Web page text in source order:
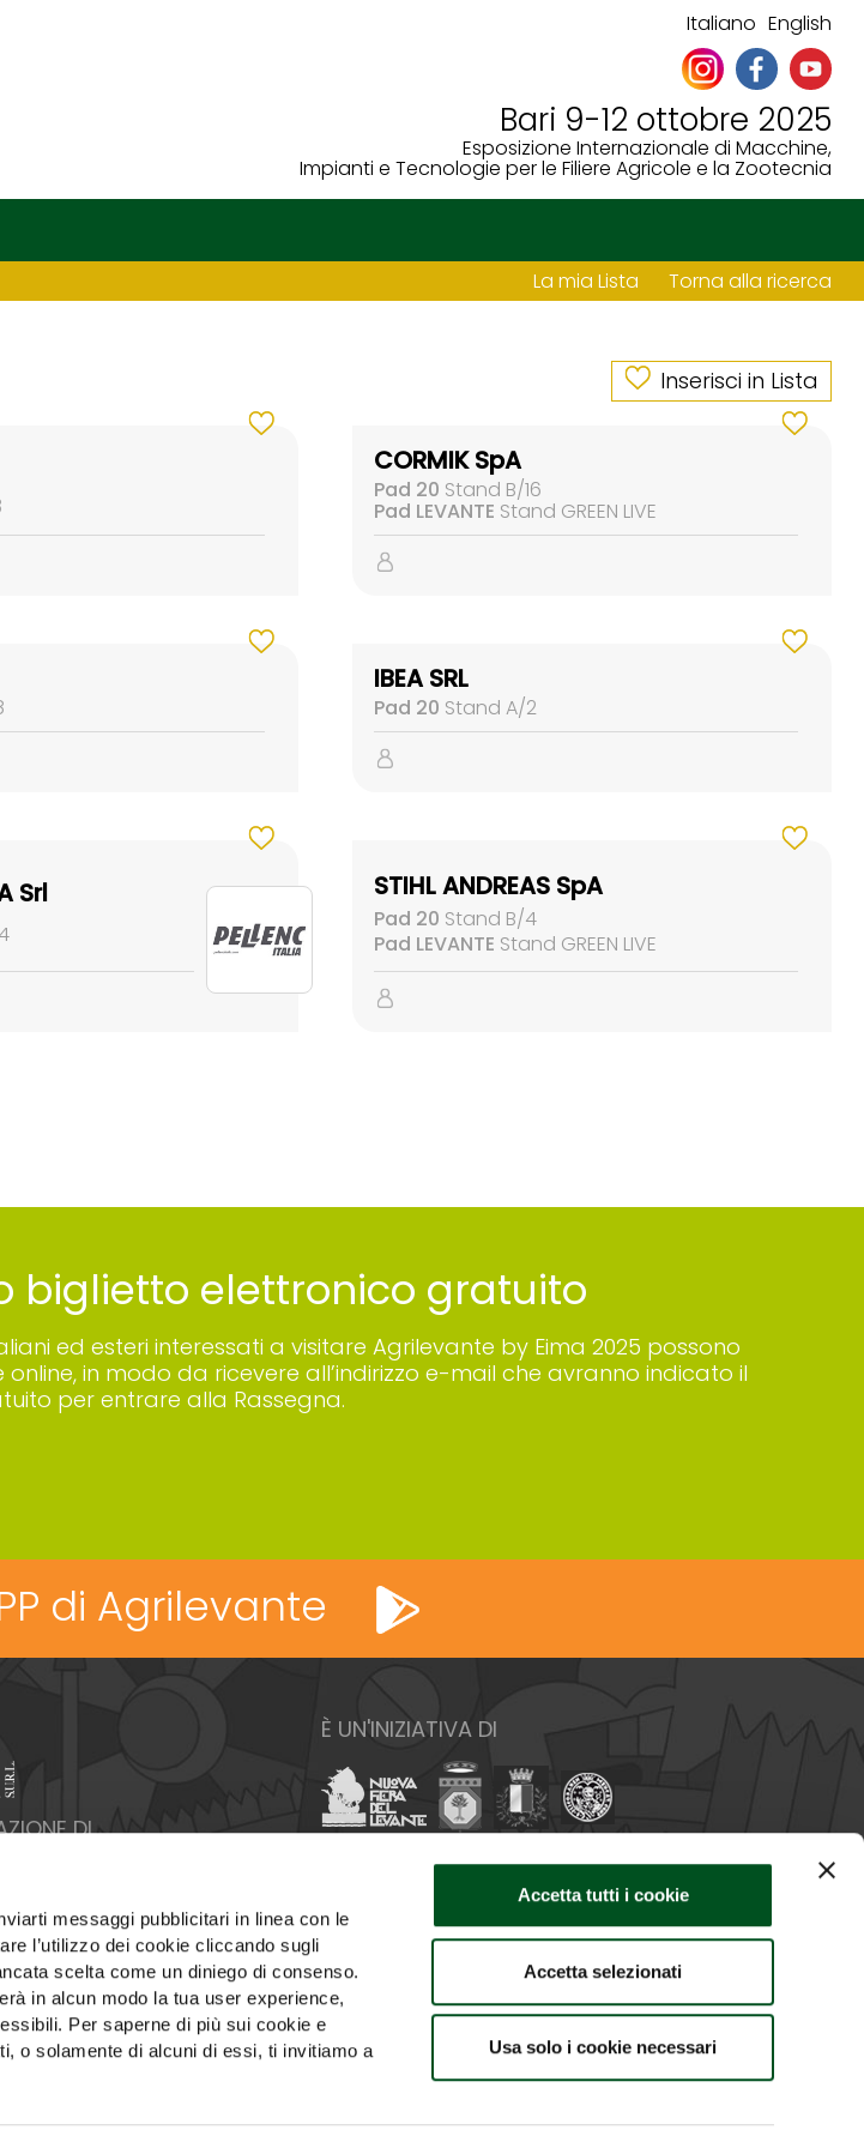
messaggi pubblicitari in linea con le
l’utilizzo dei cookie cliccando sugli
scelta come un diniego di consenso.
in alcun modo la tua user experience,
Per saperne di più sui cookie e
o solamente di alcuni di essi, ti invitiamo a
Accetta tutti i cookie
Accetta selezionati
Usa solo i cookie necessari
Italiano English
Bari 9-12 ottobre 2025
Esposizione Internazionale di Macchine,
Impianti e Tecnologie per le Filiere Agricole e la Zootecnia
La mia Lista Torna alla ricerca
Inserisci in Lista
CORMIK SpA
Pad 20 Stand B/16
Pad LEVANTE Stand GREEN LIVE
IBEA SRL
Pad 20 Stand A/2
Srl STIHL ANDREAS SpA
Pad 20 Stand B/4
Pad LEVANTE Stand GREEN LIVE
biglietto elettronico gratuito
ed esteri interessati a visitare Agrilevante by Eima 2025 possono
in modo da ricevere all’indirizzo e-mail che avranno indicato il
per entrare alla Rassegna.
di Agrilevante
DI
È UN'INIZIATIVA DI